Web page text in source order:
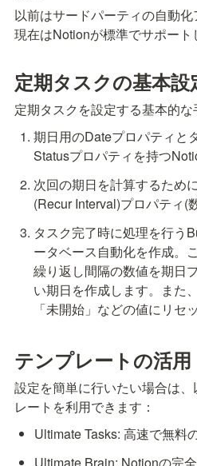
以前はサードパーティの自動化
現在はNotionが標準でサポート
定期タスクの基本設
定期タスクを設定する基本的な
期日用のDateプロパティと
Statusプロパティを持つ
次回の期日を計算するため
(Recur Interval)プロパティ(
タスク完了時に処理を行う
ータベース自動化を作成。
繰り返し間隔の数値を期日
い期日を作成します。また
「未開始」などの値にリセ
テンプレートの活用
設定を簡単に行いたい場合は
レートを利用できます：
Ultimate Tasks: 高速で無料
Ultimate Brain: Notionの完